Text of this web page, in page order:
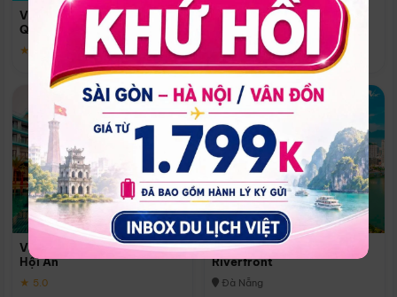
Vinpearl Resort & Spa Phu
Quoc
★ 5.0
Quoc
Phú Quốc
★ 5.0
Vinpearl Resort & Golf Nam
Hội An
★ 5.0
Melia Vinpearl Danang
Riverfront
Đà Nẵng